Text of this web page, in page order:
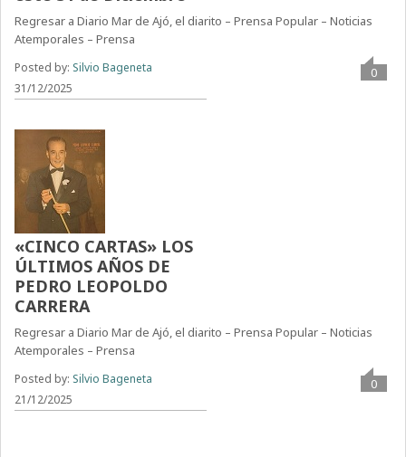
Regresar a Diario Mar de Ajó, el diarito – Prensa Popular – Noticias
Atemporales – Prensa
Posted by: Silvio Bageneta
31/12/2025
0
«CINCO CARTAS» LOS
ÚLTIMOS AÑOS DE
PEDRO LEOPOLDO
CARRERA
Regresar a Diario Mar de Ajó, el diarito – Prensa Popular – Noticias
Atemporales – Prensa
Posted by: Silvio Bageneta
21/12/2025
0